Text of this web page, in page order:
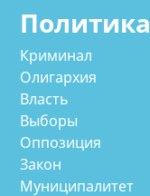
Политика
Криминал
Олигархия
Власть
Выборы
Оппозиция
Закон
Муниципалитет